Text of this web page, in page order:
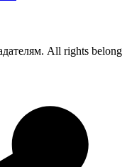
All rights belong